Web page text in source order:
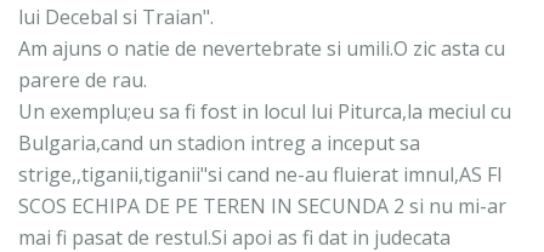
lui Decebal si Traian".
Am ajuns o natie de nevertebrate si umili.O zic asta cu
parere de rau.
Un exemplu;eu sa fi fost in locul lui Piturca,la meciul cu
Bulgaria,cand un stadion intreg a inceput sa
strige,,tiganii,tiganii"si cand ne-au fluierat imnul,AS FI
SCOS ECHIPA DE PE TEREN IN SECUNDA 2 si nu mi-ar
mai fi pasat de restul.Si apoi as fi dat in judecata